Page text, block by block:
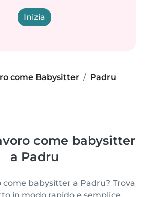
Inizia
come Babysitter Padru
come babysitter
a Padru
come babysitter a Padru? Trova